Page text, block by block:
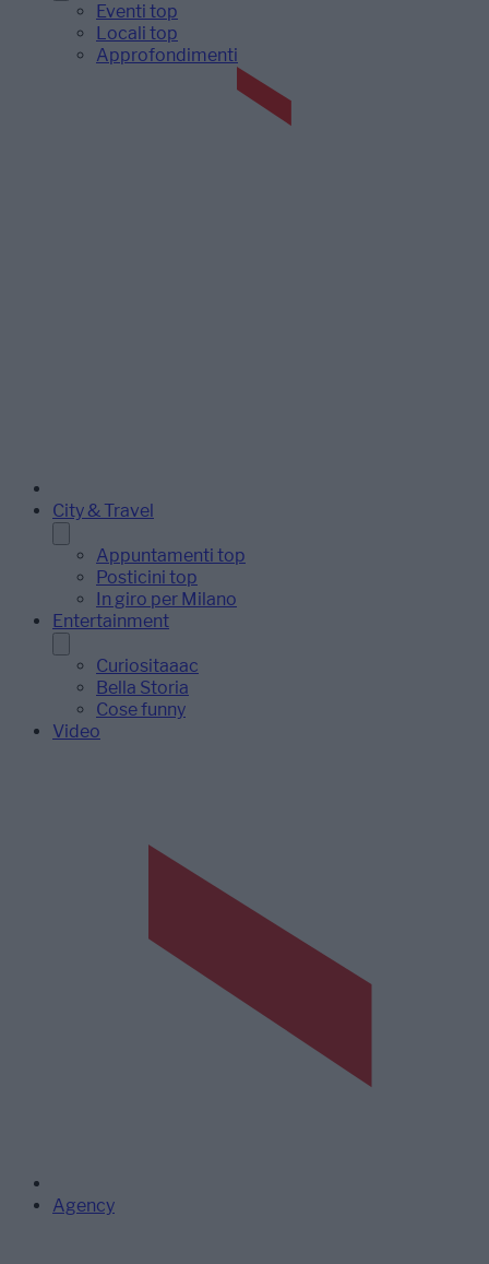
Eventi top
Locali top
Approfondimenti
City & Travel
Appuntamenti top
Posticini top
In giro per Milano
Entertainment
Curiositaaac
Bella Storia
Cose funny
Video
Agency